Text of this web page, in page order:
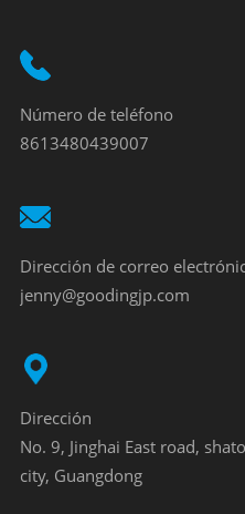
Número de teléfono
8613480439007
Dirección de correo
jenny@goodingjp.com
Dirección
No. 9, Jinghai East road,
city, Guangdong